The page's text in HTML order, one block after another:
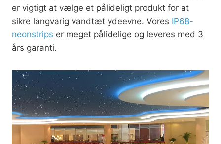
er vigtigt at vælge et pålideligt produkt for at
sikre langvarig vandtæt ydeevne. Vores IP68-
neonstrips er meget pålidelige og leveres med 3
års garanti.